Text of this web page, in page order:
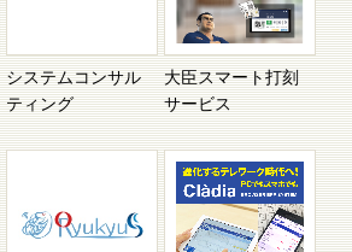
システムコンサル
ティング
大臣スマート打刻
サービス